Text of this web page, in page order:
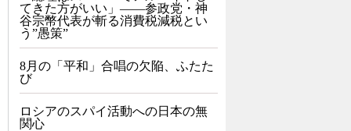
てきた方がいい」――参政党・神
谷宗幣代表が斬る消費税減税とい
う”愚策”
8月の「平和」合唱の欠陥、ふたた
び
ロシアのスパイ活動への日本の無
関心